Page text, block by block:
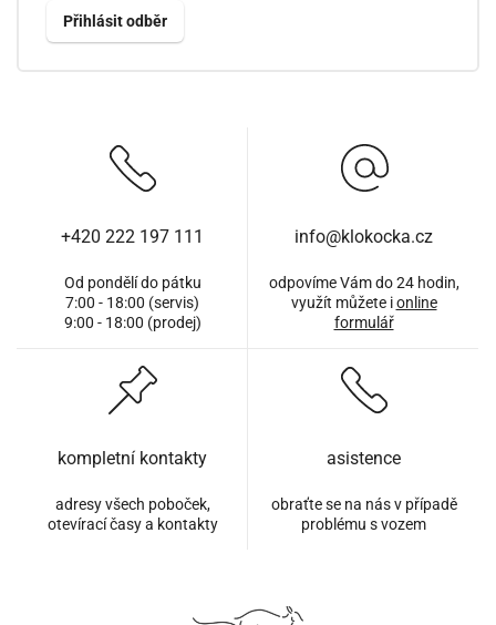
+420 222 197 111
Od pondělí do pátku
7:00 - 18:00 (servis)
9:00 - 18:00 (prodej)
info@klokocka.cz
odpovíme Vám do 24 hodin,
využít můžete ionline
formulář
kompletní kontakty
adresy všech poboček,
otevírací časy a kontakty
asistence
obraťte se na nás v případě
problému s vozem